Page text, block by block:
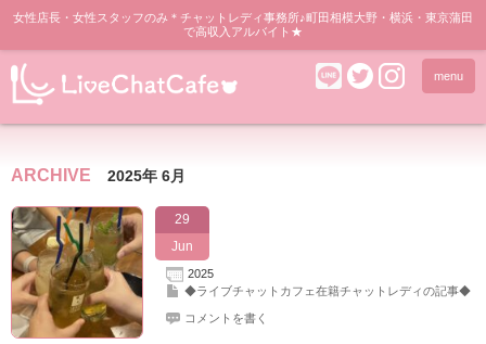
女性店長・女性スタッフのみ＊チャットレディ事務所♪町田相模大野・横浜・東京蒲田
で高収入アルバイト★
menu
ARCHIVE 2025年 6月
29
Jun
2025
◆ライブチャットカフェ在籍チャットレディの記事◆
コメントを書く